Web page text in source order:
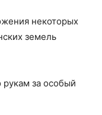
некоторых
земель